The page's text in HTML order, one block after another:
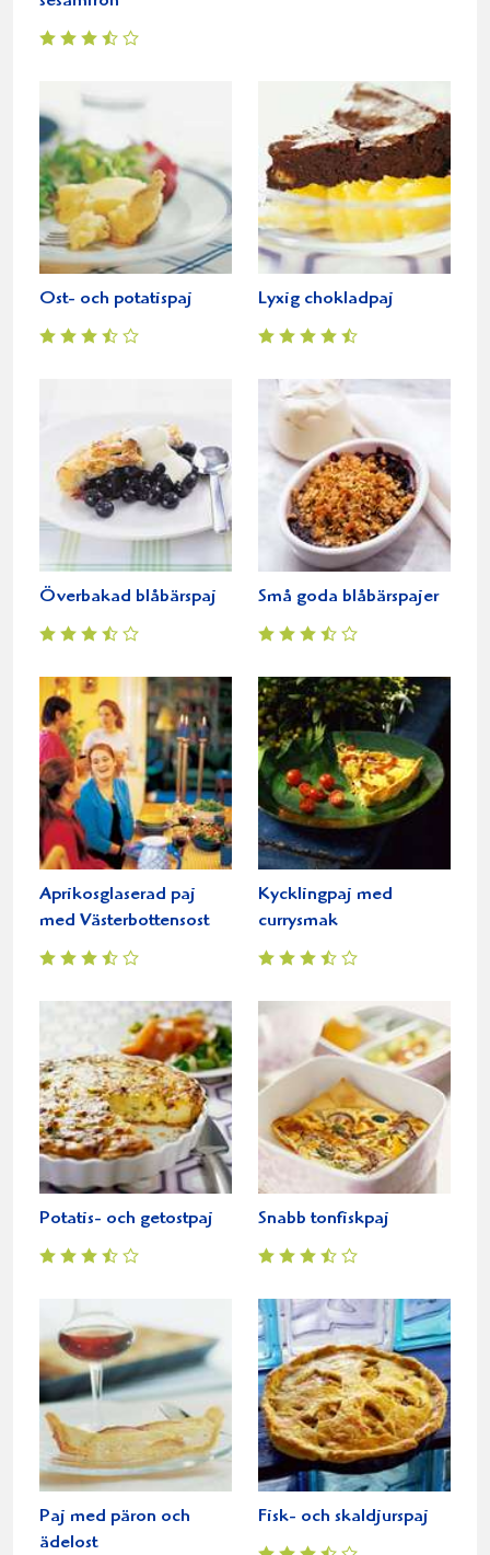
Ost- och potatispaj Lyxig chokladpaj
Överbakad blåbärspaj Små goda blåbärspajer
Aprikosglaserad paj
med Västerbottensost
Kycklingpaj med
currysmak
Potatis- och getostpaj Snabb tonfiskpaj
Paj med päron och
ädelost
Fisk- och skaldjurspaj